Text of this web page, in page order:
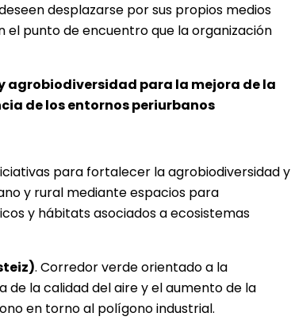
desplazarse por sus propios medios
el punto de encuentro que la organización
agrobiodiversidad para la mejora de la
de los entornos periurbanos
para fortalecer la agrobiodiversidad y
y rural mediante espacios para
y hábitats asociados a ecosistemas
. Corredor verde orientado a la
la calidad del aire y el aumento de la
en torno al polígono industrial.